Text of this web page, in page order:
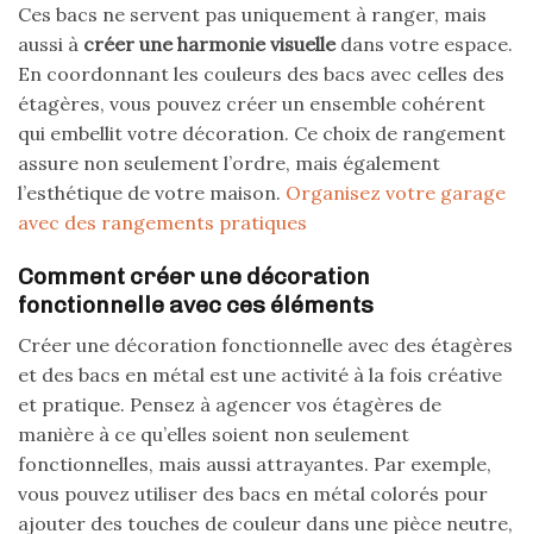
Ces bacs ne servent pas uniquement à ranger, mais
aussi à créer une harmonie visuelledans votre espace.
En coordonnant les couleurs des bacs avec celles des
étagères, vous pouvez créer un ensemble cohérent
qui embellit votre décoration. Ce choix de rangement
assure non seulement l’ordre, mais également
l’esthétique de votre maison. Organisez votre garage
avec des rangements pratiques
Comment créer une décoration
fonctionnelle avec ces éléments
Créer une décoration fonctionnelle avec des étagères
et des bacs en métal est une activité à la fois créative
et pratique. Pensez à agencer vos étagères de
manière à ce qu’elles soient non seulement
fonctionnelles, mais aussi attrayantes. Par exemple,
vous pouvez utiliser des bacs en métal colorés pour
ajouter des touches de couleur dans une pièce neutre,